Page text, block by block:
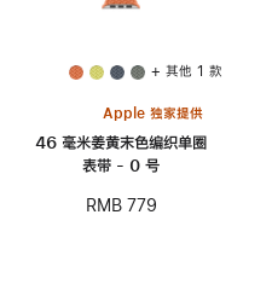
+ 其他 1 款
Apple 独家提供
46 毫米姜黄末色编织单圈
表带 - 0 号
RMB 779